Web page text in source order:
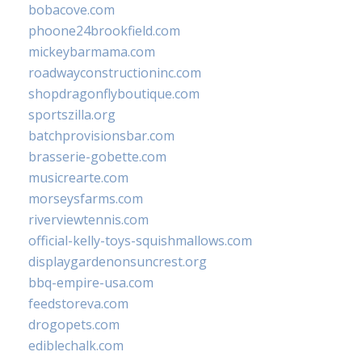
bobacove.com
phoone24brookfield.com
mickeybarmama.com
roadwayconstructioninc.com
shopdragonflyboutique.com
sportszilla.org
batchprovisionsbar.com
brasserie-gobette.com
musicrearte.com
morseysfarms.com
riverviewtennis.com
official-kelly-toys-squishmallows.com
displaygardenonsuncrest.org
bbq-empire-usa.com
feedstoreva.com
drogopets.com
ediblechalk.com